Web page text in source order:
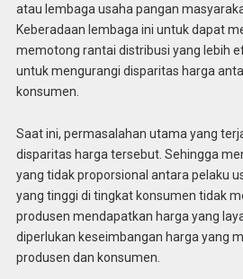
atau lembaga usaha pangan
Keberadaan lembaga ini untuk dapat
memotong rantai distribusi yang lebih
untuk mengurangi disparitas harga
konsumen.
Saat ini, permasalahan utama yang
disparitas harga tersebut. Sehingga
yang tidak proporsional antara pelaku
yang tinggi di tingkat konsumen tidak
produsen mendapatkan harga yang
diperlukan keseimbangan harga yang
produsen dan konsumen.